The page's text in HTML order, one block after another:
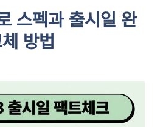
스펙과 출시일 완
방법